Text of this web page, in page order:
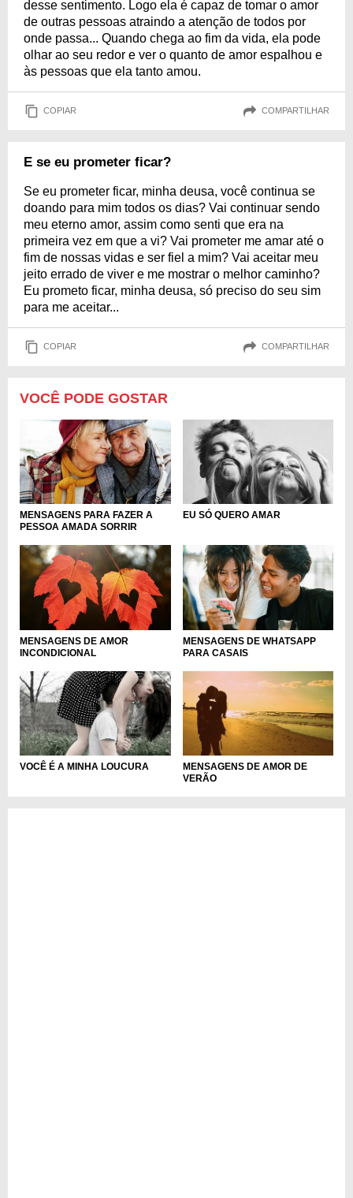
desse sentimento. Logo ela é capaz de tomar o amor
de outras pessoas atraindo a atenção de todos por
onde passa... Quando chega ao fim da vida, ela pode
olhar ao seu redor e ver o quanto de amor espalhou e
às pessoas que ela tanto amou.
COPIAR COMPARTILHAR
E se eu prometer ficar?
Se eu prometer ficar, minha deusa, você continua se
doando para mim todos os dias? Vai continuar sendo
meu eterno amor, assim como senti que era na
primeira vez em que a vi? Vai prometer me amar até o
fim de nossas vidas e ser fiel a mim? Vai aceitar meu
jeito errado de viver e me mostrar o melhor caminho?
Eu prometo ficar, minha deusa, só preciso do seu sim
para me aceitar...
COPIAR COMPARTILHAR
VOCÊ PODE GOSTAR
MENSAGENS PARA FAZER A
PESSOA AMADA SORRIR
EU SÓ QUERO AMAR
MENSAGENS DE AMOR
INCONDICIONAL
MENSAGENS DE WHATSAPP
PARA CASAIS
VOCÊ É A MINHA LOUCURA
MENSAGENS DE AMOR DE
VERÃO